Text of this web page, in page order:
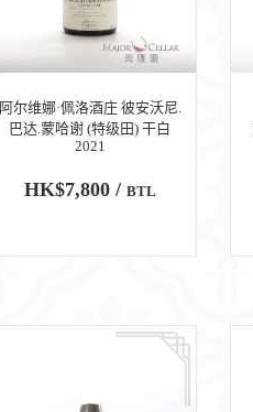
阿尔维娜·佩洛酒庄 彼安沃尼.
巴达.蒙哈谢 (特级田) 干白
2021
HK$7,800 / BTL